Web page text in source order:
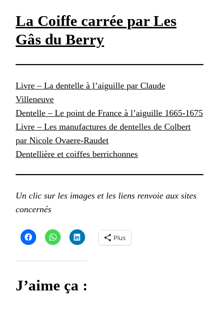
La Coiffe carrée par Les
Gâs du Berry
Livre – La dentelle à l’aiguille par Claude
Villeneuve
Dentelle – Le point de France à l’aiguille 1665-1675
Livre – Les manufactures de dentelles de Colbert
par Nicole Ovaere-Raudet
Dentellière et coiffes berrichonnes
Un clic sur les images et les liens renvoie aux sites
concernés
Plus
J’aime ça :